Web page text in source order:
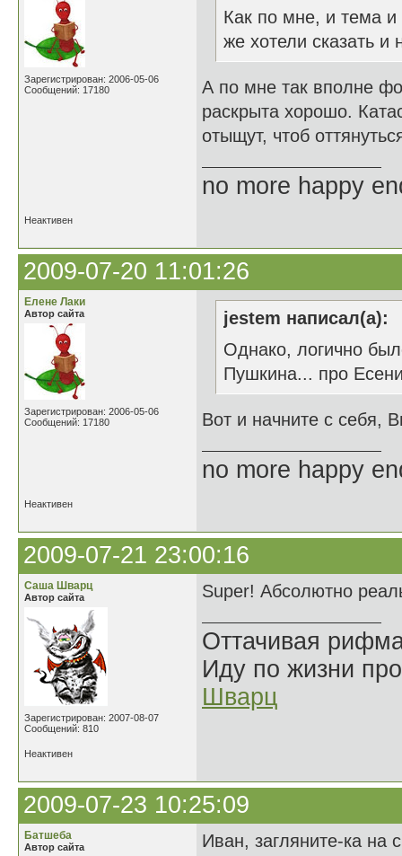
Зарегистрирован: 2006-05-06
Сообщений: 17180
Как по мне, и тема
же хотели сказать и
А по мне так вполне
раскрыта хорошо.
отыщут, чтоб
no more happy
Неактивен
2009-07-20 11:01:26
Елене Лаки
Автор сайта
Зарегистрирован: 2006-05-06
Сообщений: 17180
jestem написал(а):
Однако, логично
Пушкина... про
Вот и начните с себя,
no more happy
Неактивен
2009-07-21 23:00:16
Саша Шварц
Автор сайта
Зарегистрирован: 2007-08-07
Сообщений: 810
Super! Абсолютно
Оттачивая
Иду по жизни
Шварц
Неактивен
2009-07-23 10:25:09
Батшеба
Автор сайта
Иван, загляните-ка на